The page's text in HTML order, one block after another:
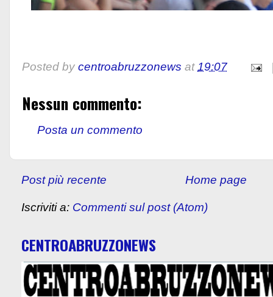
Posted by centroabruzzonews at19:07
Nessun commento:
Posta un commento
Post più recente Home page
Iscriviti a: Commenti sul post (Atom)
CENTROABRUZZONEWS